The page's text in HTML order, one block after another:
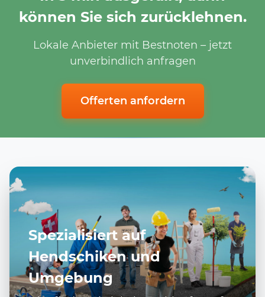
können Sie sich zurücklehnen.
Lokale Anbieter mit Bestnoten – jetzt
unverbindlich anfragen
Offerten anfordern
Spezialisiert auf
Hendschiken und
Umgebung